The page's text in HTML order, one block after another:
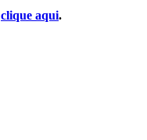
clique aqui.